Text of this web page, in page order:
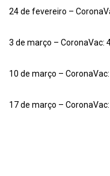
24 de fevereiro –
3 de março – CoronaVac:
10 de março –
17 de março –